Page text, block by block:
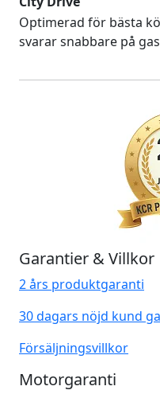
Optimerad för bästa
svarar snabbare på
Garantier & Villkor
2 års produktgaranti
30 dagars nöjd kund
Försäljningsvillkor
Motorgaranti